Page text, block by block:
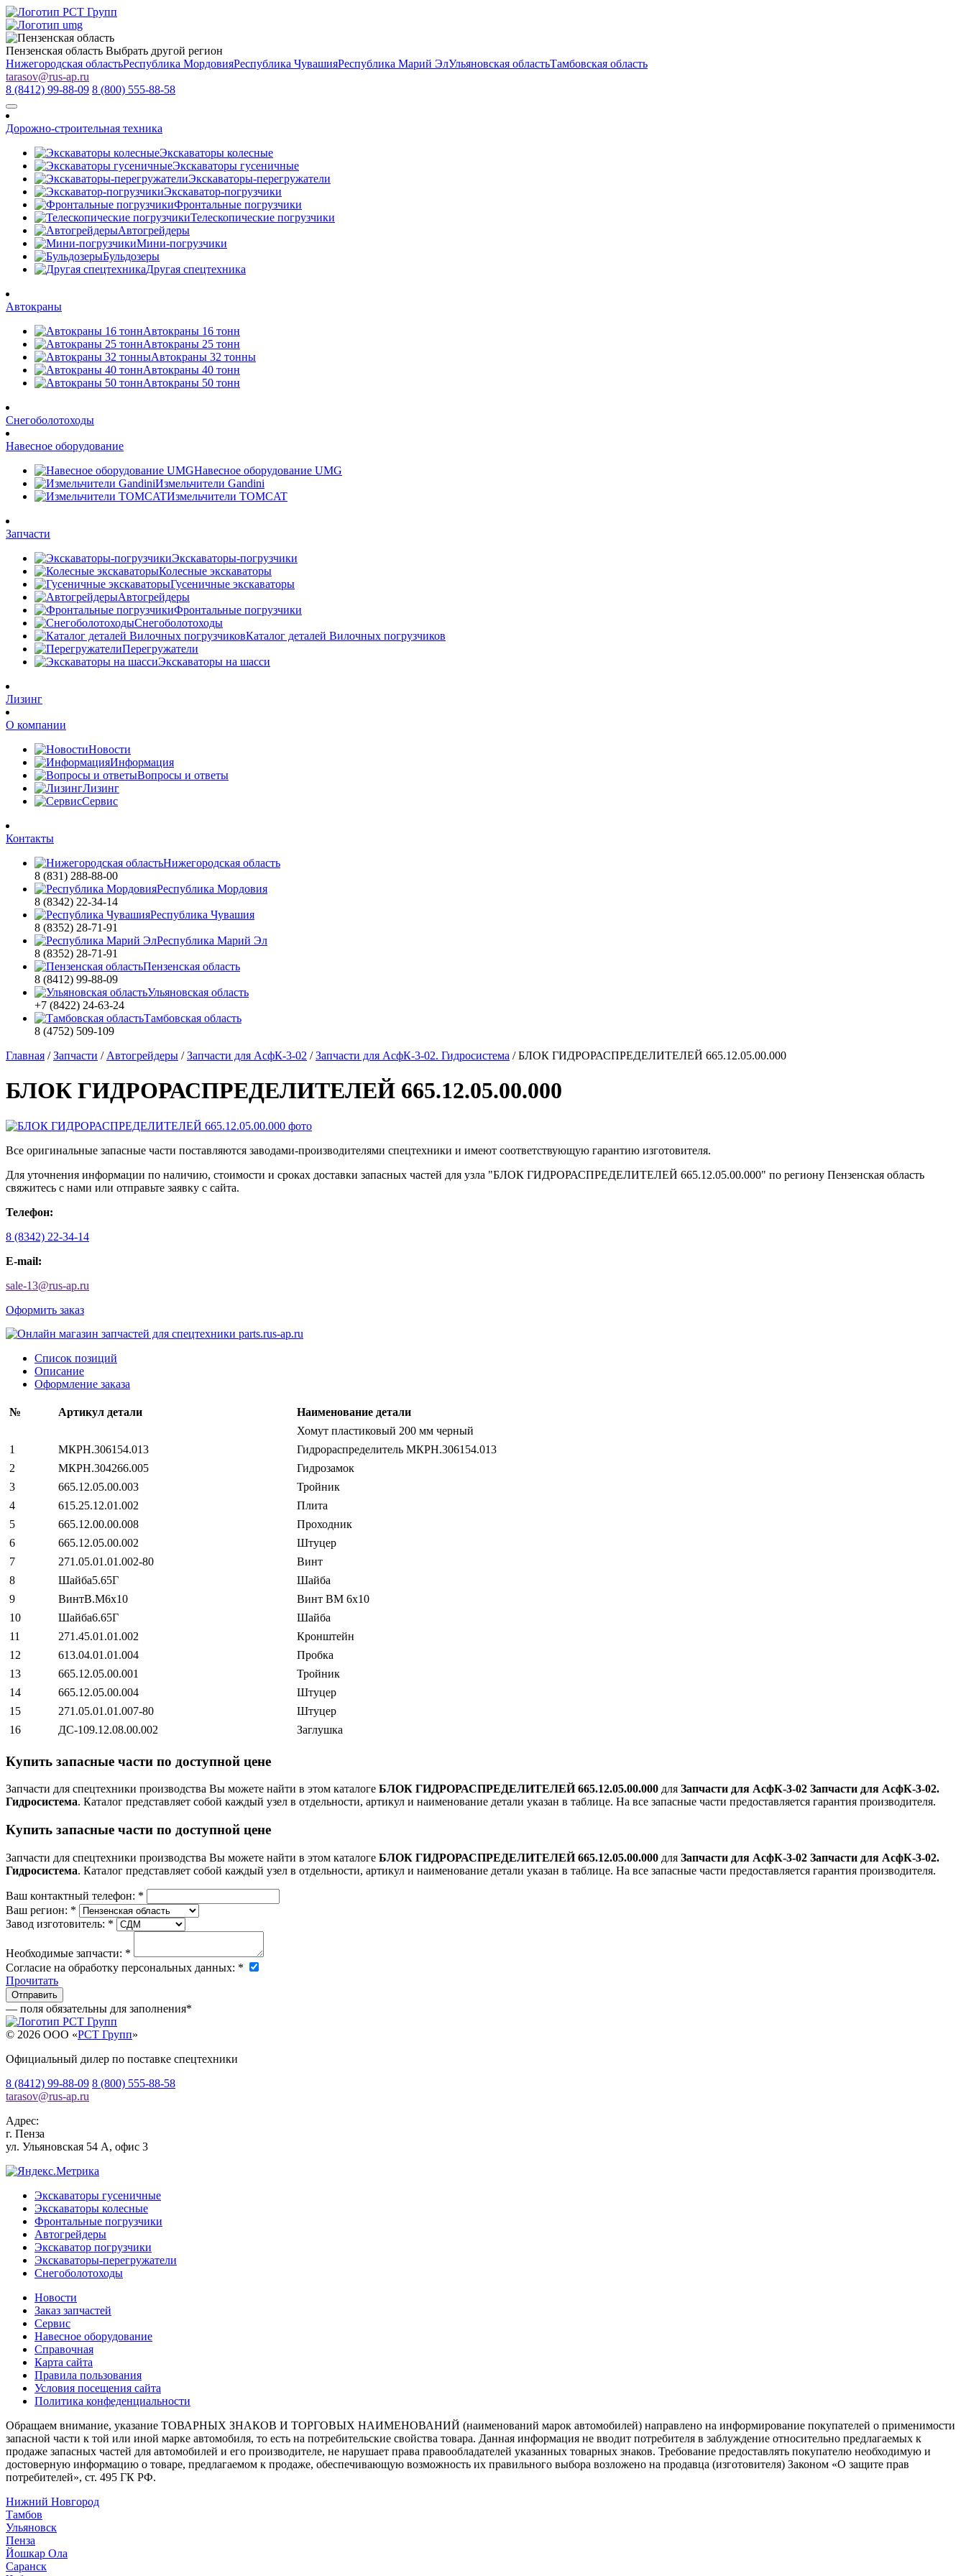
Пензенская область Выбрать другой регион
Нижегородская областьРеспублика МордовияРеспублика ЧувашияРеспублика Марий ЭлУльяновская областьТамбовская область
tarasov@rus-ap.ru
8 (8412) 99-88-09 8 (800) 555-88-58
Дорожно-строительная техника
Экскаваторы колесные
Экскаваторы гусеничные
Экскаваторы-перегружатели
Экскаватор-погрузчики
Фронтальные погрузчики
Телескопические погрузчики
Автогрейдеры
Мини-погрузчики
Бульдозеры
Другая спецтехника
Автокраны
Автокраны 16 тонн
Автокраны 25 тонн
Автокраны 32 тонны
Автокраны 40 тонн
Автокраны 50 тонн
Снегоболотоходы
Навесное оборудование
Навесное оборудование UMG
Измельчители Gandini
Измельчители TOMCAT
Запчасти
Экскаваторы-погрузчики
Колесные экскаваторы
Гусеничные экскаваторы
Автогрейдеры
Фронтальные погрузчики
Снегоболотоходы
Каталог деталей Вилочных погрузчиков
Перегружатели
Экскаваторы на шасси
Лизинг
О компании
Новости
Информация
Вопросы и ответы
Лизинг
Сервис
Контакты
Нижегородская область
8 (831) 288-88-00
Республика Мордовия
8 (8342) 22-34-14
Республика Чувашия
8 (8352) 28-71-91
Республика Марий Эл
8 (8352) 28-71-91
Пензенская область
8 (8412) 99-88-09
Ульяновская область
+7 (8422) 24-63-24
Тамбовская область
8 (4752) 509-109
Главная /Запчасти / Автогрейдеры /Запчасти для АсфК-3-02 /Запчасти для АсфК-3-02. Гидросистема /БЛОК ГИДРОРАСПРЕДЕЛИТЕЛЕЙ 665.12.05.00.000
БЛОК ГИДРОРАСПРЕДЕЛИТЕЛЕЙ 665.12.05.00.000
Все оригинальные запасные части поставляются заводами-производителями спецтехники и имеют соответствующую гарантию изготовителя.
Для уточнения информации по наличию, стоимости и сроках доставки запасных частей для узла "БЛОК ГИДРОРАСПРЕДЕЛИТЕЛЕЙ 665.12.05.00.000" по региону Пензенская область
свяжитесь с нами или отправьте заявку с сайта.
Телефон:
8 (8342) 22-34-14
E-mail:
sale-13@rus-ap.ru
Оформить заказ
Список позиций
Описание
Оформление заказа
№ Артикул детали
Наименование детали
Хомут пластиковый 200 мм черный
1
МКРН.306154.013
Гидрораспределитель МКРН.306154.013
2
МКРН.304266.005
Гидрозамок
3
665.12.05.00.003
Тройник
4
615.25.12.01.002
Плита
5
665.12.00.00.008
Проходник
6
665.12.05.00.002
Штуцер
7
271.05.01.01.002-80
Винт
8
Шайба5.65Г
Шайба
9
ВинтВ.М6х10
Винт ВМ 6х10
10
Шайба6.65Г
Шайба
11
271.45.01.01.002
Кронштейн
12
613.04.01.01.004
Пробка
13
665.12.05.00.001
Тройник
14
665.12.05.00.004
Штуцер
15
271.05.01.01.007-80
Штуцер
16
ДС-109.12.08.00.002 Заглушка
Купить запасные части по доступной цене
Запчасти для спецтехники производства Вы можете найти в этом каталоге БЛОК ГИДРОРАСПРЕДЕЛИТЕЛЕЙ 665.12.05.00.000 для Запчасти для АсфК-3-02 Запчасти для АсфК-3-02.
Гидросистема. Каталог представляет собой каждый узел в отдельности, артикул и наименование детали указан в таблице. На все запасные части предоставляется гарантия производителя.
Купить запасные части по доступной цене
Запчасти для спецтехники производства Вы можете найти в этом каталоге БЛОК ГИДРОРАСПРЕДЕЛИТЕЛЕЙ 665.12.05.00.000 для Запчасти для АсфК-3-02 Запчасти для АсфК-3-02.
Гидросистема. Каталог представляет собой каждый узел в отдельности, артикул и наименование детали указан в таблице. На все запасные части предоставляется гарантия производителя.
Ваш контактный телефон: *
Ваш регион: *
Завод изготовитель: *
Необходимые запчасти: *
Согласие на обработку персональных данных: *
Прочитать
— поля обязательны для заполнения*
© 2026 OOO «РСТ Групп»
Официальный дилер по поставке спецтехники
8 (8412) 99-88-09 8 (800) 555-88-58
tarasov@rus-ap.ru
Адрес:
г. Пенза
ул. Ульяновская 54 А, офис 3
Экскаваторы гусеничные
Экскаваторы колесные
Фронтальные погрузчики
Автогрейдеры
Экскаватор погрузчики
Экскаваторы-перегружатели
Снегоболотоходы
Новости
Заказ запчастей
Сервис
Навесное оборудование
Справочная
Карта сайта
Правила пользования
Условия посещения сайта
Политика конфеденциальности
Обращаем внимание, указание ТОВАРНЫХ ЗНАКОВ И ТОРГОВЫХ НАИМЕНОВАНИЙ (наименований марок автомобилей) направлено на информирование покупателей о применимости
запасной части к той или иной марке автомобиля, то есть на потребительские свойства товара. Данная информация не вводит потребителя в заблуждение относительно предлагаемых к
продаже запасных частей для автомобилей и его производителе, не нарушает права правообладателей указанных товарных знаков. Требование предоставлять покупателю необходимую и
достоверную информацию о товаре, предлагаемом к продаже, обеспечивающую возможность их правильного выбора возложено на продавца (изготовителя) Законом «О защите прав
потребителей», ст. 495 ГК РФ.
Нижний Новгород
Тамбов
Ульяновск
Пенза
Йошкар Ола
Саранск